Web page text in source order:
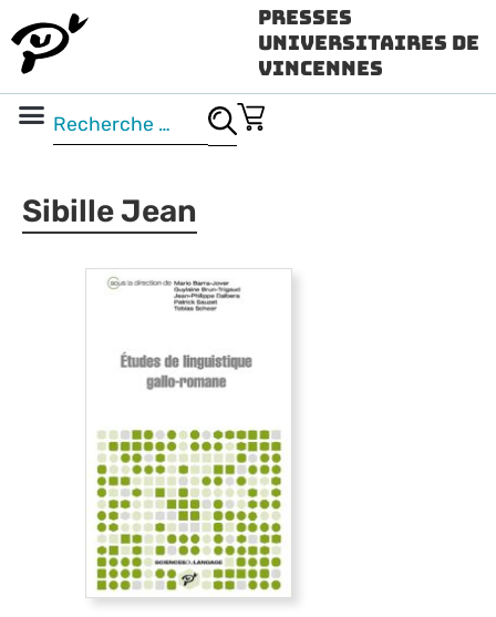
Presses
Universitaires de
Vincennes
Sibille Jean